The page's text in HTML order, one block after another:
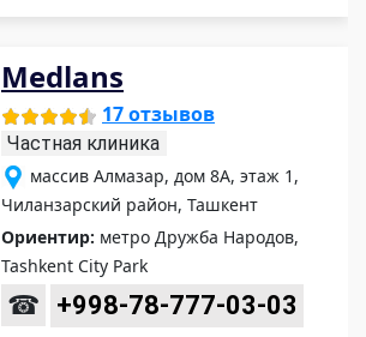
Medlans
17 отзывов
Частная клиника
массив Алмазар, дом 8А, этаж 1,
Чиланзарский район, Ташкент
Ориентир: метро Дружба Народов,
Tashkent City Park
☎ +998-78-777-03-03